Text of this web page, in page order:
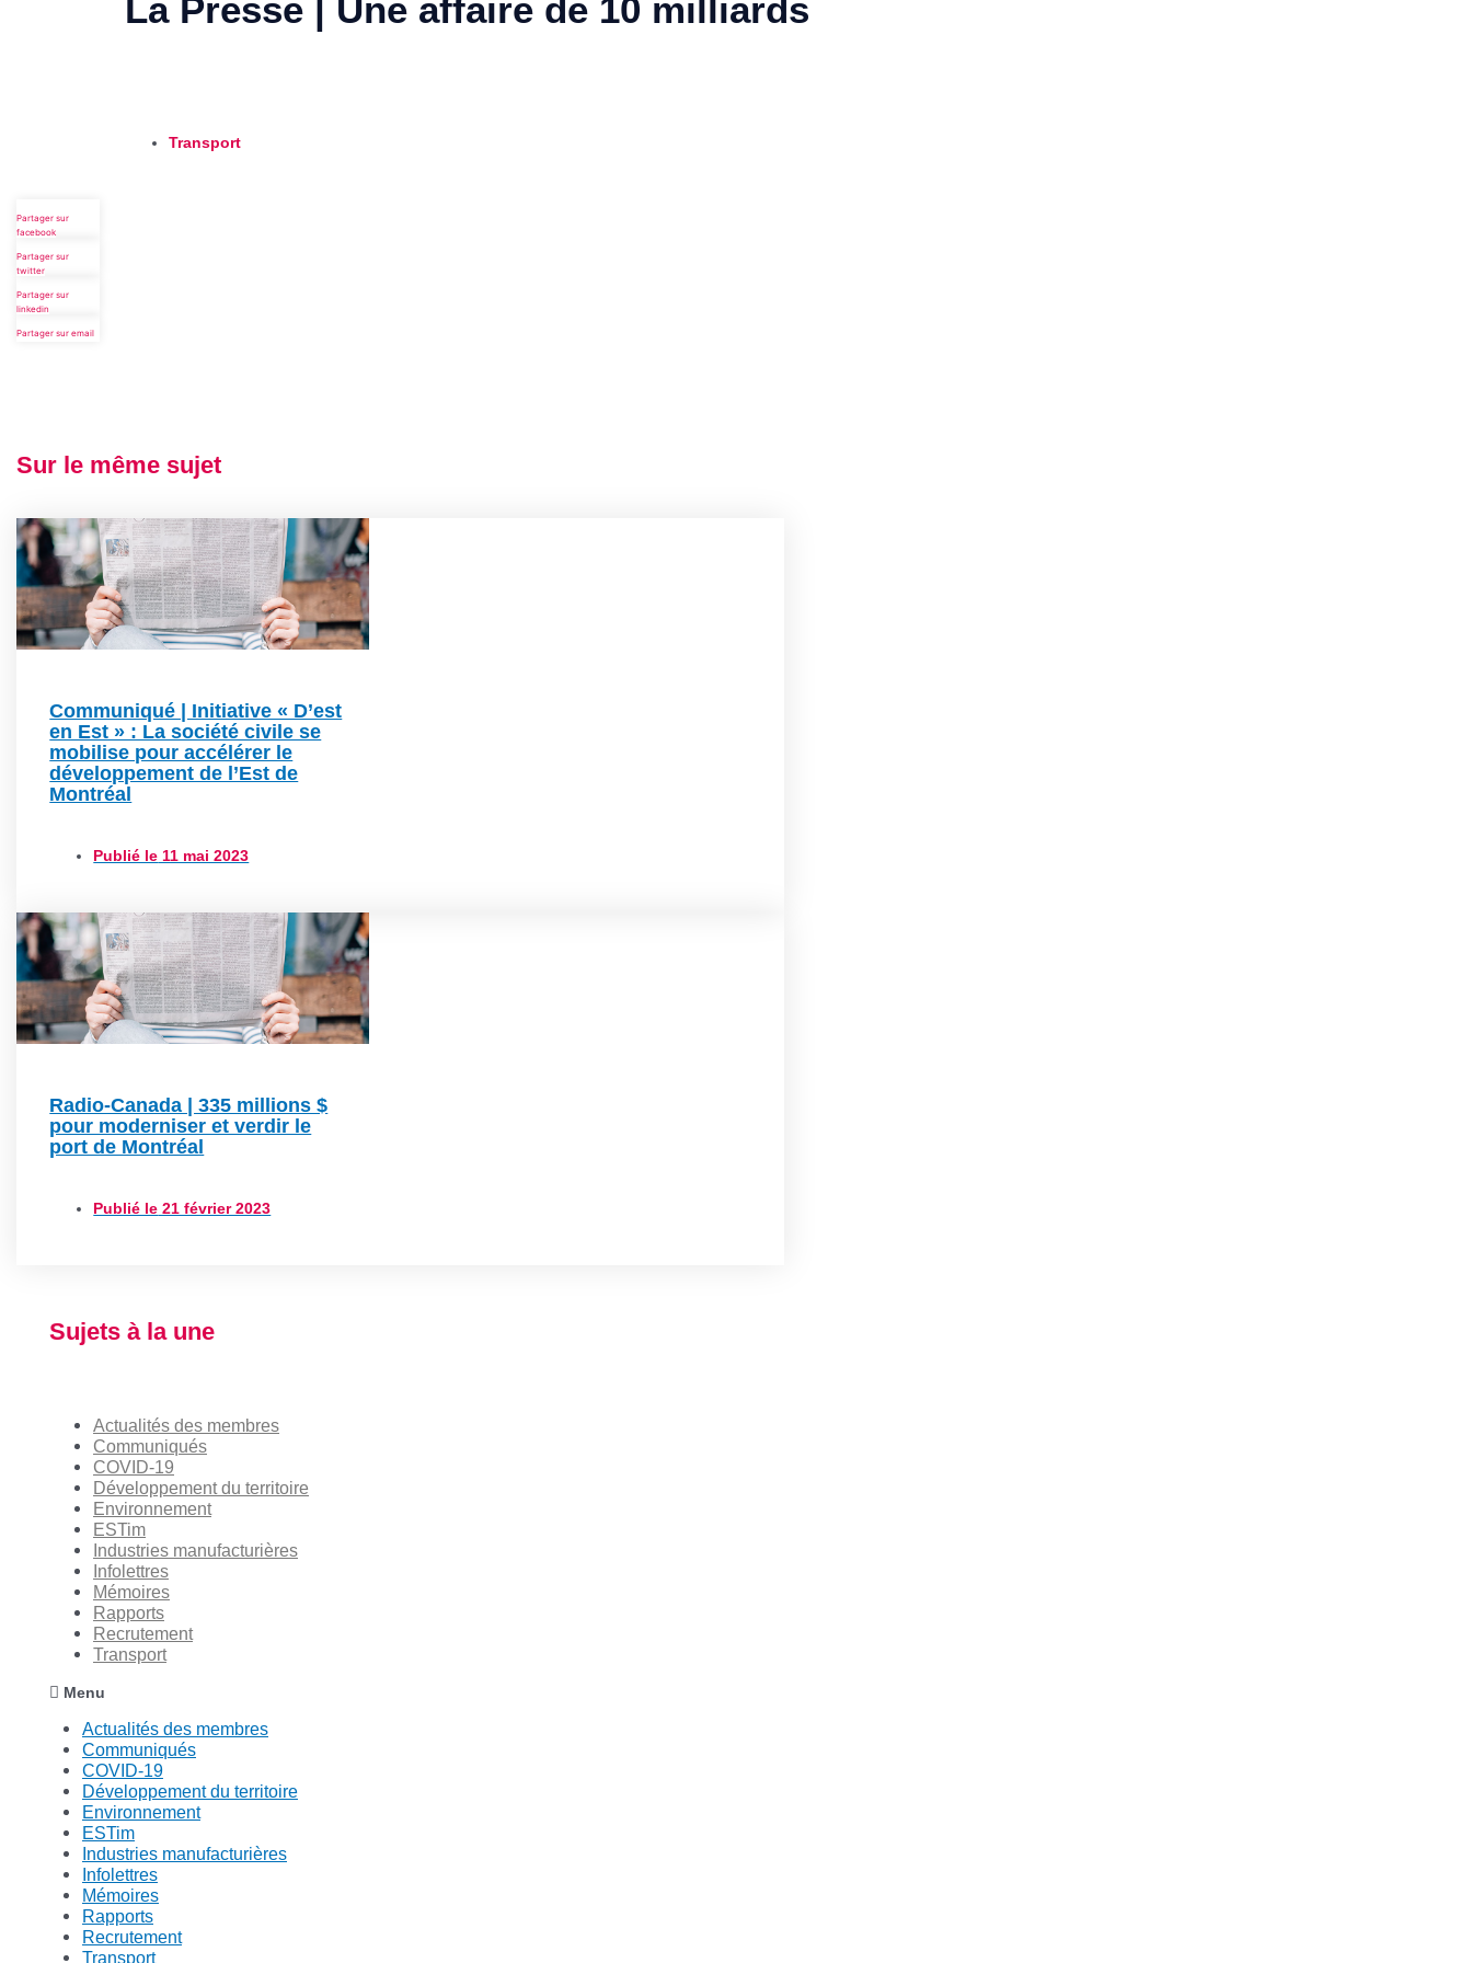
La Presse | Une affaire de 10 milliards
Transport
Partager sur
facebook
Partager sur
twitter
Partager sur
linkedin
Partager sur email
Sur le même sujet
Communiqué | Initiative « D’est
en Est » : La société civile se
mobilise pour accélérer le
développement de l’Est de
Montréal
Publié le 11 mai 2023
Radio-Canada | 335 millions $
pour moderniser et verdir le
port de Montréal
Publié le 21 février 2023
Sujets à la une
Actualités des membres
Communiqués
COVID-19
Développement du territoire
Environnement
ESTim
Industries manufacturières
Infolettres
Mémoires
Rapports
Recrutement
Transport
Menu
Actualités des membres
Communiqués
COVID-19
Développement du territoire
Environnement
ESTim
Industries manufacturières
Infolettres
Mémoires
Rapports
Recrutement
Transport